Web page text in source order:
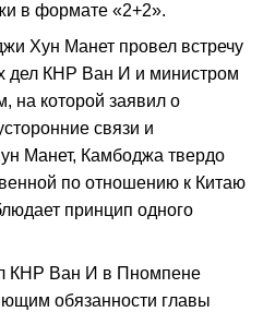
в формате «2+2».
Хун Манет провел встречу
дел КНР Ван И и министром
которой заявил о
связи и
Манет, Камбоджа твердо
по отношению к Китаю
принцип одного
КНР Ван И в Пномпене
обязанности главы